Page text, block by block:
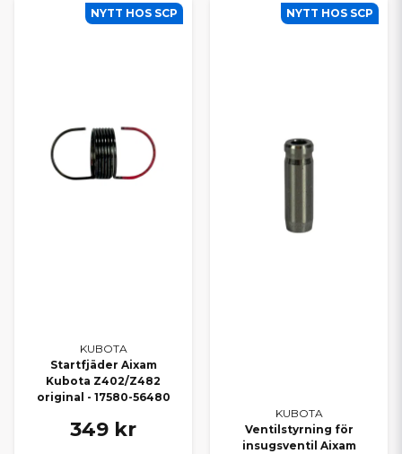
KUBOTA
Startfjäder Aixam
Kubota Z402/Z482
original - 17580-56480
349 kr
NYTT HOS SCP
KUBOTA
Ventilstyrning för
insugsventil Aixam
NYTT HOS SCP